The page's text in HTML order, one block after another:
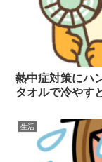
熱中症対策にハ
タオルで冷やす
生活